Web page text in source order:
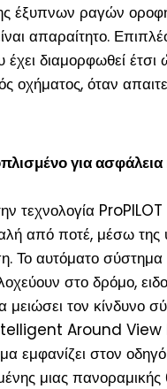
έξυπνων ραγών
απαραίτητο.
διαμορφωθεί
οχήματος, όταν
για ασφάλεια
τεχνολογία
από ποτέ, μέσω της
Το αυτόματο
στο δρόμο,
μειώσει τον
Around View
εμφανίζει στον
μιας